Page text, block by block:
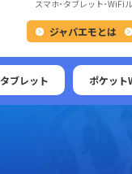
スマホ･タブレット･WiFi
ジャパエモとは
タブレット ポケット